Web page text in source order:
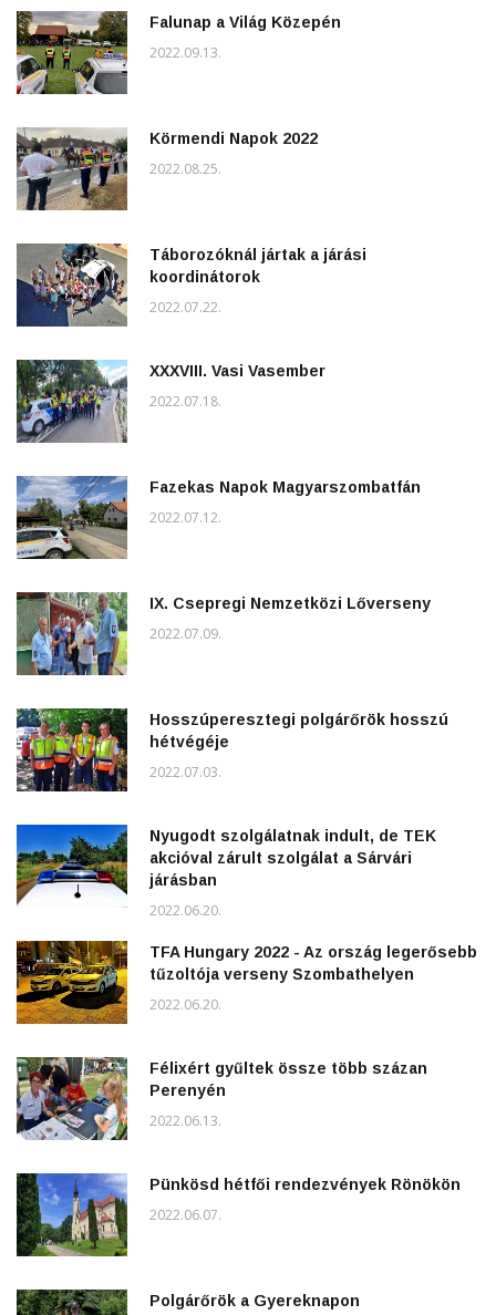
Falunap a Világ Közepén
2022.09.13.
Körmendi Napok 2022
2022.08.25.
Táborozóknál jártak a járási
koordinátorok
2022.07.22.
XXXVIII. Vasi Vasember
2022.07.18.
Fazekas Napok Magyarszombatfán
2022.07.12.
IX. Csepregi Nemzetközi Lőverseny
2022.07.09.
Hosszúperesztegi polgárőrök hosszú
hétvégéje
2022.07.03.
Nyugodt szolgálatnak indult, de TEK
akcióval zárult szolgálat a Sárvári
járásban
2022.06.20.
TFA Hungary 2022 - Az ország legerősebb
tűzoltója verseny Szombathelyen
2022.06.20.
Félixért gyűltek össze több százan
Perenyén
2022.06.13.
Pünkösd hétfői rendezvények Rönökön
2022.06.07.
Polgárőrök a Gyereknapon